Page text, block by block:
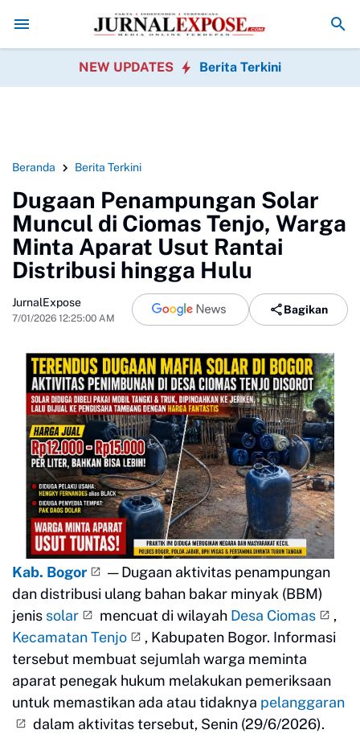
Lanal Dumai Ajak Warga Peduli PesisirDanlanal Dumai Pimpin
NEW UPDATES Berita Terkini
Beranda Berita Terkini
Dugaan Penampungan Solar
Muncul di Ciomas Tenjo, Warga
Minta Aparat Usut Rantai
Distribusi hingga Hulu
JurnalExpose
7/01/2026 12:25:00 AM
Bagikan
Kab. Bogor
— Dugaan aktivitas penampungan
dan distribusi ulang bahan bakar minyak (BBM)
jenis solar mencuat di wilayah Desa Ciomas
,
Kecamatan Tenjo
, Kabupaten Bogor. Informasi
tersebut membuat sejumlah warga meminta
aparat penegak hukum melakukan pemeriksaan
untuk memastikan ada atau tidaknya pelanggaran
dalam aktivitas tersebut, Senin (29/6/2026).